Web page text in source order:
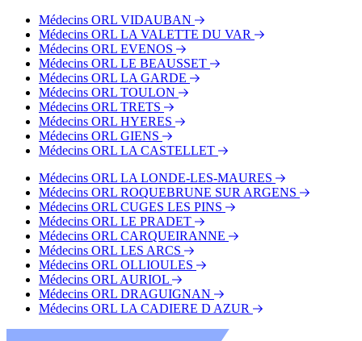
Médecins ORL VIDAUBAN
Médecins ORL LA VALETTE DU VAR
Médecins ORL EVENOS
Médecins ORL LE BEAUSSET
Médecins ORL LA GARDE
Médecins ORL TOULON
Médecins ORL TRETS
Médecins ORL HYERES
Médecins ORL GIENS
Médecins ORL LA CASTELLET
Médecins ORL LA LONDE-LES-MAURES
Médecins ORL ROQUEBRUNE SUR ARGENS
Médecins ORL CUGES LES PINS
Médecins ORL LE PRADET
Médecins ORL CARQUEIRANNE
Médecins ORL LES ARCS
Médecins ORL OLLIOULES
Médecins ORL AURIOL
Médecins ORL DRAGUIGNAN
Médecins ORL LA CADIERE D AZUR